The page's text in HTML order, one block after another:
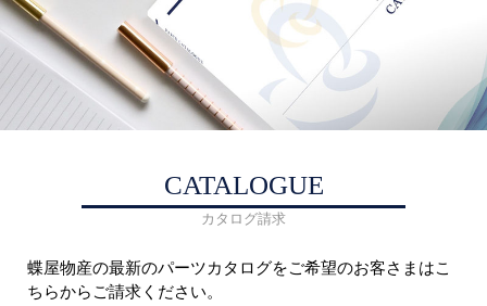
CATALOGUE
カタログ請求
蝶屋物産の最新のパーツカタログをご希望のお客さまはこ
ちらからご請求ください。